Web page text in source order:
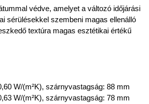
védve, amelyet a változó időjárási
sérülésekkel szembeni magas ellenálló
textúra magas esztétikai értékű
W/(m²K), szárnyvastagság: 88 mm
W/(m²K), szárnyvastagság: 78 mm